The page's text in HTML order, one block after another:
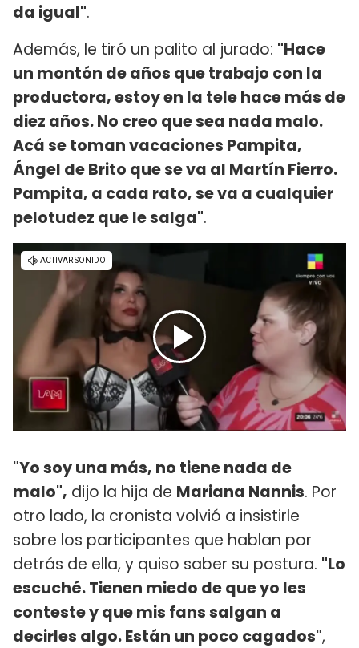
da igual".
Además, le tiró un palito al jurado: "Hace
un montón de años que trabajo con la
productora, estoy en la tele hace más de
diez años. No creo que sea nada malo.
Acá se toman vacaciones Pampita,
Ángel de Brito que se va al Martín Fierro.
Pampita, a cada rato, se va a cualquier
pelotudez que le salga".
"Yo soy una más, no tiene nada de
malo", dijo la hija de Mariana Nannis. Por
otro lado, la cronista volvió a insistirle
sobre los participantes que hablan por
detrás de ella, y quiso saber su postura. "Lo
escuché. Tienen miedo de que yo les
conteste y que mis fans salgan a
decirles algo. Están un poco cagados",